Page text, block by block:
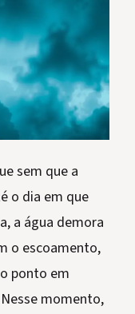
sem que a
o dia em que
a água demora
o escoamento,
ponto em
momento,